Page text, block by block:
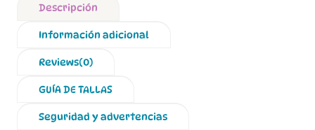
Descripción
Información adicional
Reviews(0)
GUÍA DE TALLAS
Seguridad y advertencias